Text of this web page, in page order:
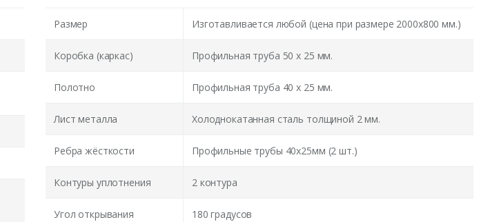
Размер Изготавливается любой (цена при размере 2000x800 мм.)
Коробка (каркас) Профильная труба 50 х 25 мм.
Полотно Профильная труба 40 х 25 мм.
Лист металла Холоднокатанная сталь толщиной 2 мм.
Ребра жёсткости Профильные трубы 40х25мм (2 шт.)
Контуры уплотнения 2 контура
Угол открывания 180 градусов